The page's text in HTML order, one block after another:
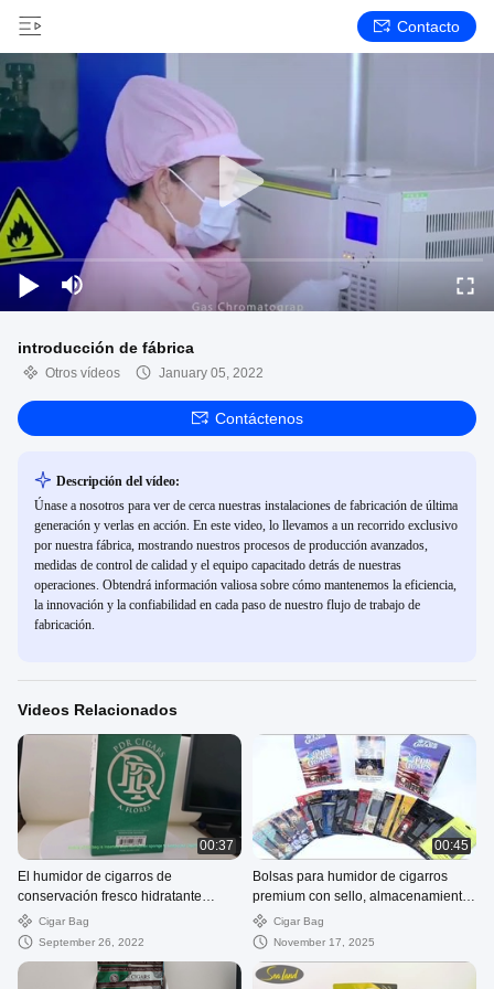
Contacto
introducción de fábrica
Otros vídeos January 05, 2022
Contáctenos
Descripción del vídeo:
Únase a nosotros para ver de cerca nuestras instalaciones de fabricación de última
generación y verlas en acción. En este video, lo llevamos a un recorrido exclusivo
por nuestra fábrica, mostrando nuestros procesos de producción avanzados,
medidas de control de calidad y el equipo capacitado detrás de nuestras
operaciones. Obtendrá información valiosa sobre cómo mantenemos la eficiencia,
la innovación y la confiabilidad en cada paso de nuestro flujo de trabajo de
fabricación.
Videos Relacionados
00:37
El humidor de cigarros de
conservación fresco hidratante
empaqueta el material laminado
LDPE de 0.08m m
Cigar Bag
September 26, 2022
00:45
Bolsas para humidor de cigarros
premium con sello, almacenamiento
portátil reutilizable para viajes para
cigarros, mantiene la frescura
Cigar Bag
November 17, 2025